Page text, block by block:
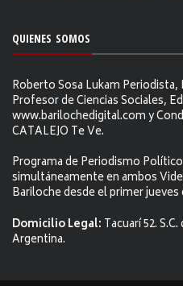
QUIENES SOMOS
Roberto Sosa Lukam
Profesor de Ciencias Sociales,
www.barilochedigital.com y
CATALEJO Te Ve.
Programa de Periodismo
simultáneamente en ambos
Bariloche desde el primer jueves
Domicilio Legal: Tacuarí 52.
Argentina.